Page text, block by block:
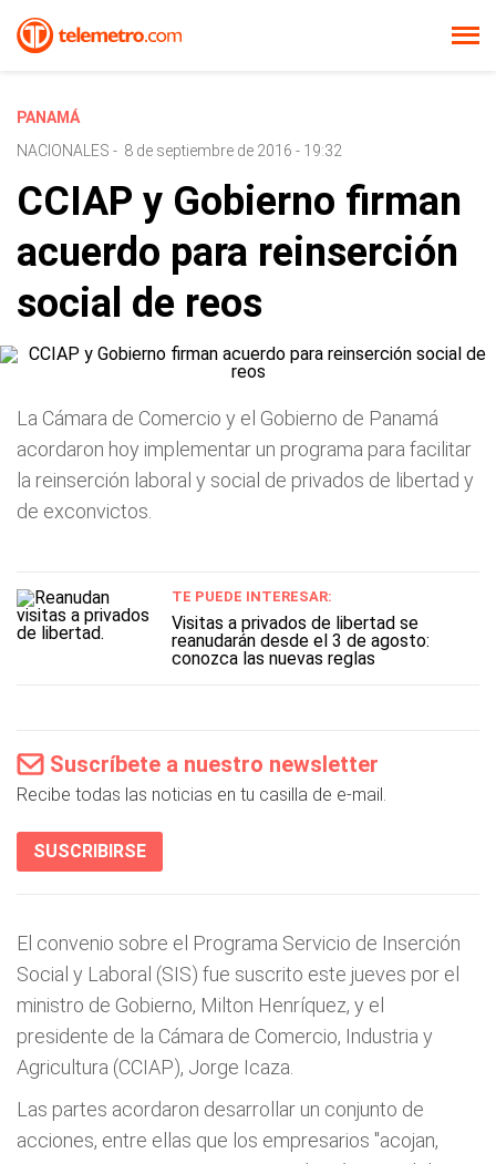
PANAMÁ
NACIONALES - 8 de septiembre de 2016 - 19:32
CCIAP y Gobierno firman
acuerdo para reinserción
social de reos
La Cámara de Comercio y el Gobierno de Panamá
acordaron hoy implementar un programa para facilitar
la reinserción laboral y social de privados de libertad y
de exconvictos.
TE PUEDE INTERESAR:
Visitas a privados de libertad se
reanudarán desde el 3 de agosto:
conozca las nuevas reglas
Suscríbete a nuestro newsletter
Recibe todas las noticias en tu casilla de e-mail.
SUSCRIBIRSE
El convenio sobre el Programa Servicio de Inserción
Social y Laboral (SIS) fue suscrito este jueves por el
ministro de Gobierno, Milton Henríquez, y el
presidente de la Cámara de Comercio, Industria y
Agricultura (CCIAP), Jorge Icaza.
Las partes acordaron desarrollar un conjunto de
acciones, entre ellas que los empresarios "acojan,